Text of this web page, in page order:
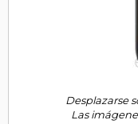
Desplazarse
Las